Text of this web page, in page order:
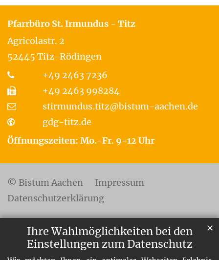
Ihre Wahlmöglichkeiten bei den
Einstellungen zum Datenschutz
✕
Pfarrbüro St. Irmundus - Titz
Agricolastr. 2
52445 Titz-Rödingen
+49 2463 7236
+49 2463 998284
stirmundus.titz@bistum-aachen.de
gdg-titz.de
Öffnungszeiten: Mo.-Fr. 9-12 Uhr
© Bistum Aachen
Impressum
Datenschutzerklärung